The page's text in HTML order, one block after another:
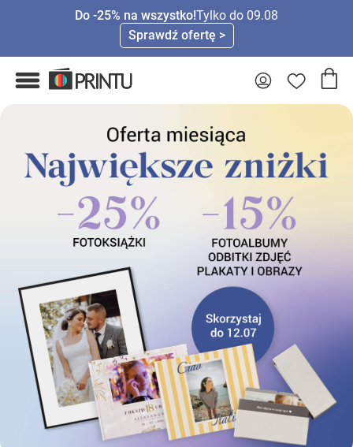
Do -25% na wszystko!Tylko do 09.08
Sprawdź ofertę >